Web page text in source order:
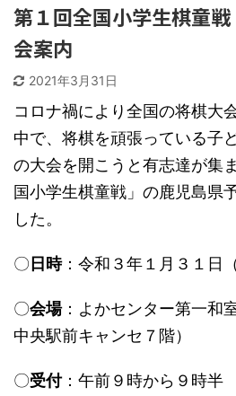
第１回全国小学生棋童
会案内
2021年3月31日
コロナ禍により全国の将棋大
中で、将棋を頑張っている子
の大会を開こうと有志達が集
国小学生棋童戦」の鹿児島県
した。
〇日時：令和３年１月３１日（
〇会場：よかセンター第一和
中央駅前キャンセ７階）
〇受付：午前９時から９時半